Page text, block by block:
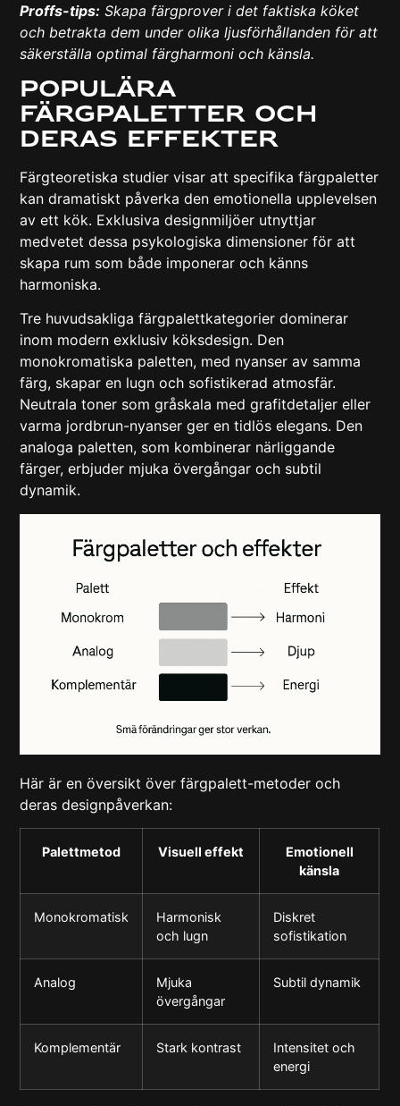
Proffs-tips: Skapa färgprover i det faktiska köket
och betrakta dem under olika ljusförhållanden för att
säkerställa optimal färgharmoni och känsla.
Populära
färgpaletter och
deras effekter
Färgteoretiska studier visar att specifika färgpaletter
kan dramatiskt påverka den emotionella upplevelsen
av ett kök. Exklusiva designmiljöer utnyttjar
medvetet dessa psykologiska dimensioner för att
skapa rum som både imponerar och känns
harmoniska.
Tre huvudsakliga färgpalettkategorier dominerar
inom modern exklusiv köksdesign. Den
monokromatiska paletten, med nyanser av samma
färg, skapar en lugn och sofistikerad atmosfär.
Neutrala toner som gråskala med grafitdetaljer eller
varma jordbrun-nyanser ger en tidlös elegans. Den
analoga paletten, som kombinerar närliggande
färger, erbjuder mjuka övergångar och subtil
dynamik.
Här är en översikt över färgpalett-metoder och
deras designpåverkan:
Palettmetod Visuell effekt
Emotionell
känsla
Monokromatisk
Harmonisk
och lugn
Diskret
sofistikation
Analog
Mjuka
övergångar
Subtil dynamik
Komplementär Stark kontrast
Intensitet och
energi